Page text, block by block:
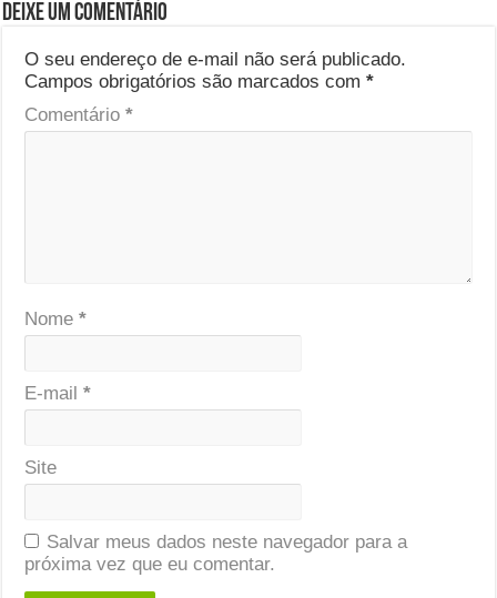
Deixe um comentário
O seu endereço de e-mail não será publicado.
Campos obrigatórios são marcados com*
Comentário*
Nome*
E-mail*
Site
Salvar meus dados neste navegador para a
próxima vez que eu comentar.